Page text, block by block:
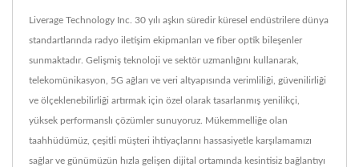
Liverage Technology Inc. 30 yılı aşkın süredir küresel endüstrilere dünya
standartlarında radyo iletişim ekipmanları ve fiber optik bileşenler
sunmaktadır. Gelişmiş teknoloji ve sektör uzmanlığını kullanarak,
telekomünikasyon, 5G ağları ve veri altyapısında verimliliği, güvenilirliği
ve ölçeklenebilirliği artırmak için özel olarak tasarlanmış yenilikçi,
yüksek performanslı çözümler sunuyoruz. Mükemmelliğe olan
taahhüdümüz, çeşitli müşteri ihtiyaçlarını hassasiyetle karşılamamızı
sağlar ve günümüzün hızla gelişen dijital ortamında kesintisiz bağlantıyı